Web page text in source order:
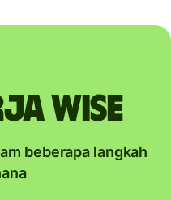
Wise
beberapa langkah